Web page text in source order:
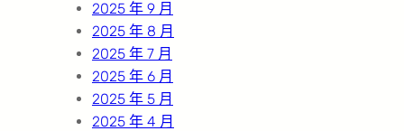
2025 年 9 月
2025 年 8 月
2025 年 7 月
2025 年 6 月
2025 年 5 月
2025 年 4 月